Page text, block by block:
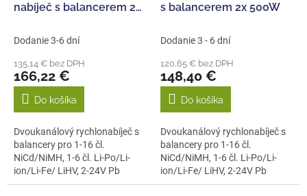
nabíječ s balancerem 2x
Dodanie 3-6 dní
135,14 € bez DPH
166,22 €
Do košíka
Dvoukanálový rychlonabíječ s
balancery pro 1-16 čl.
NiCd/NiMH, 1-6 čl. Li-Po/Li-
ion/Li-Fe/ LiHV, 2-24V Pb
proudem...
s balancerem 2x 500W
Dodanie 3 - 6 dní
120,65 € bez DPH
148,40 €
Do košíka
Dvoukanálový rychlonabíječ s
balancery pro 1-16 čl.
NiCd/NiMH, 1-6 čl. Li-Po/Li-
ion/Li-Fe/ LiHV, 2-24V Pb
proudem...